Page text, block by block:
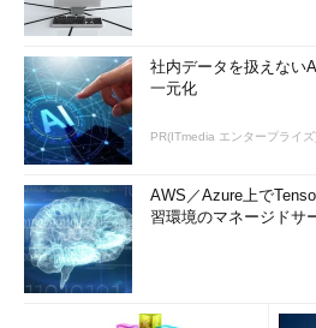
社内データを扱えな
一元化
PR(ITmedia エンタープライズ
AWS／Azure上で
習環境のマネージドサ